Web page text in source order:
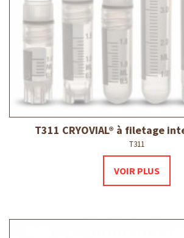
T311 CRYOVIAL® à filetage
T311
VOIR PLUS